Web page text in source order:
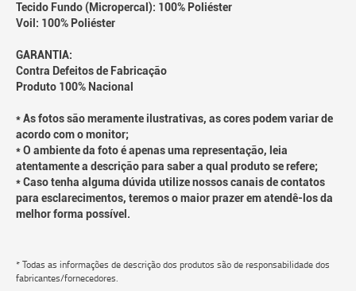
Tecido Fundo (Micropercal): 100% Poliéster
Voil: 100% Poliéster
GARANTIA:
Contra Defeitos de Fabricação
Produto 100% Nacional
* As fotos são meramente ilustrativas, as cores podem variar de
acordo com o monitor;
* O ambiente da foto é apenas uma representação, leia
atentamente a descrição para saber a qual produto se refere;
* Caso tenha alguma dúvida utilize nossos canais de contatos
para esclarecimentos, teremos o maior prazer em atendê-los da
melhor forma possível.
* Todas as informações de descrição dos produtos são de responsabilidade dos
fabricantes/fornecedores.